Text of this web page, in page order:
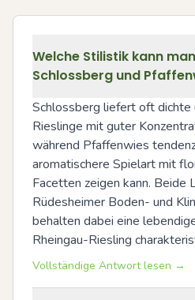
Welche Stilistik kann
Schlossberg und
Schlossberg liefert oft
Rieslinge mit guter
während Pfaffenwies
aromatischere Spielart mit
Facetten zeigen kann. Beide
Rüdesheimer Boden- und
behalten dabei eine
Rheingau-Riesling
Vollständige Antwort lesen →